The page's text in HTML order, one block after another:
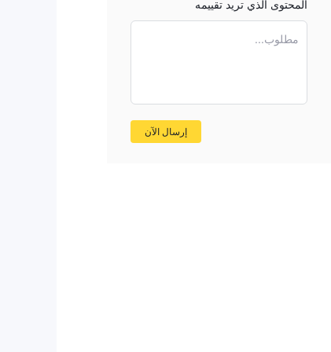
المحتوى الذي تريد تقييمه
مطلوب...
إرسال الآن